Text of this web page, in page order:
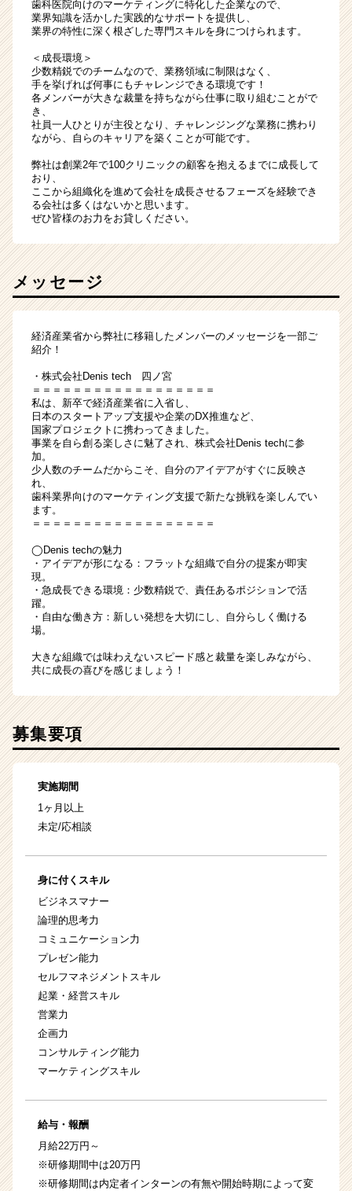
歯科医院向けのマーケティングに特化した企業なので、
業界知識を活かした実践的なサポートを提供し、
業界の特性に深く根ざした専門スキルを身につけられます。
＜成長環境＞
少数精鋭でのチームなので、業務領域に制限はなく、
手を挙げれば何事にもチャレンジできる環境です！
各メンバーが大きな裁量を持ちながら仕事に取り組むことがで
き、
社員一人ひとりが主役となり、チャレンジングな業務に携わり
ながら、自らのキャリアを築くことが可能です。
弊社は創業2年で100クリニックの顧客を抱えるまでに成長して
おり、
ここから組織化を進めて会社を成長させるフェーズを経験でき
る会社は多くはないかと思います。
ぜひ皆様のお力をお貸しください。
メッセージ
経済産業省から弊社に移籍したメンバーのメッセージを一部ご
紹介！
・株式会社Denis tech 四ノ宮
＝＝＝＝＝＝＝＝＝＝＝＝＝＝＝＝＝＝
私は、新卒で経済産業省に入省し、
日本のスタートアップ支援や企業のDX推進など、
国家プロジェクトに携わってきました。
事業を自ら創る楽しさに魅了され、株式会社Denis techに参
加。
少人数のチームだからこそ、自分のアイデアがすぐに反映さ
れ、
歯科業界向けのマーケティング支援で新たな挑戦を楽しんでい
ます。
＝＝＝＝＝＝＝＝＝＝＝＝＝＝＝＝＝＝
◯Denis techの魅力
・アイデアが形になる：フラットな組織で自分の提案が即実
現。
・急成長できる環境：少数精鋭で、責任あるポジションで活
躍。
・自由な働き方：新しい発想を大切にし、自分らしく働ける
場。
大きな組織では味わえないスピード感と裁量を楽しみながら、
共に成長の喜びを感じましょう！
募集要項
実施期間
1ヶ月以上
未定/応相談
身に付くスキル
ビジネスマナー
論理的思考力
コミュニケーション力
プレゼン能力
セルフマネジメントスキル
起業・経営スキル
営業力
企画力
コンサルティング能力
マーケティングスキル
給与・報酬
月給22万円～
※研修期間中は20万円
※研修期間は内定者インターンの有無や開始時期によって変